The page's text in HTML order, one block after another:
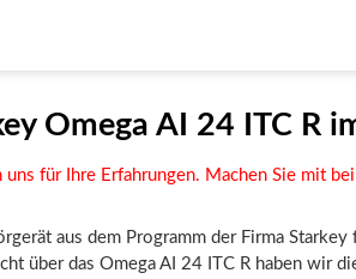
Omega AI 24 ITC R
für Ihre Erfahrungen. Machen Sie mit
aus dem Programm der Firma Starkey
über das Omega AI 24 ITC R haben wir